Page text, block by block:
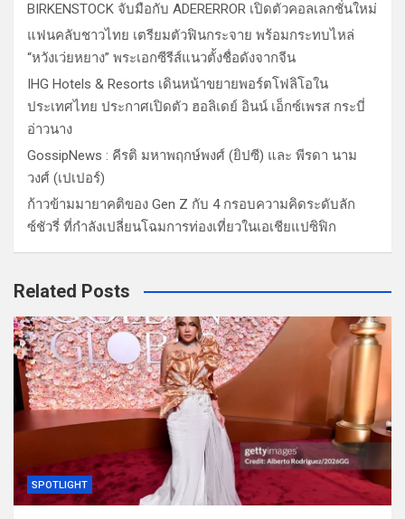
BIRKENSTOCK จับมือกับ ADERERROR เปิดตัวคอลเลกชั่นใหม่
แฟนคลับชาวไทย เตรียมตัวฟินกระจาย พร้อมกระทบไหล่
“หวังเว่ยหยาง” พระเอกซีรีส์แนวตั้งชื่อดังจากจีน
IHG Hotels & Resorts เดินหน้าขยายพอร์ตโฟลิโอใน
ประเทศไทย ประกาศเปิดตัว ฮอลิเดย์ อินน์ เอ็กซ์เพรส กระบี่
อ่าวนาง
GossipNews : คีรติ มหาพฤกษ์พงศ์ (ยิปซี) และ พีรดา นาม
วงศ์ (เปเปอร์)
ก้าวข้ามมายาคติของ Gen Z กับ 4 กรอบความคิดระดับลัก
ซ์ชัวรี่ ที่กำลังเปลี่ยนโฉมการท่องเที่ยวในเอเชียแปซิฟิก
Related Posts
SPOTLIGHT